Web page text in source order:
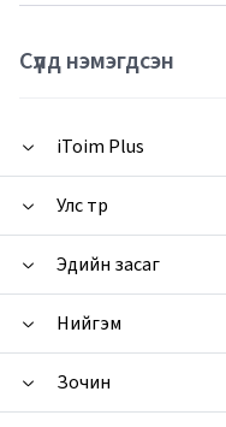
Сүүлд нэмэгдсэн
iToim Plus
Улс төр
Эдийн засаг
Нийгэм
Зочин